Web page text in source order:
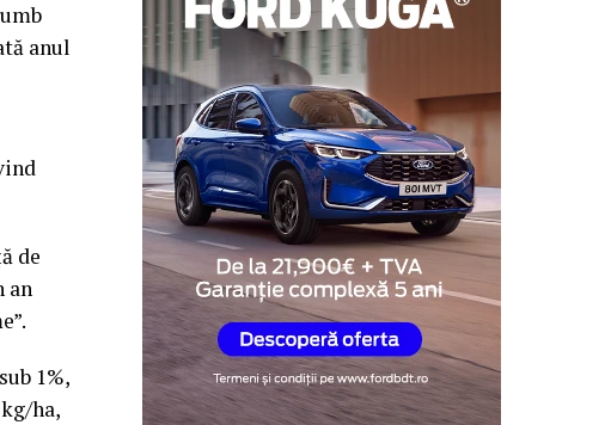
anul
de
an
1%,
ha,